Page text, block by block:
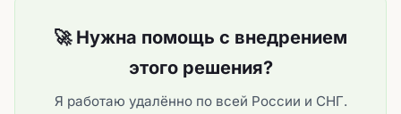
🚀 Нужна помощь с внедрением
этого решения?
Я работаю удалённо по всей России и СНГ.